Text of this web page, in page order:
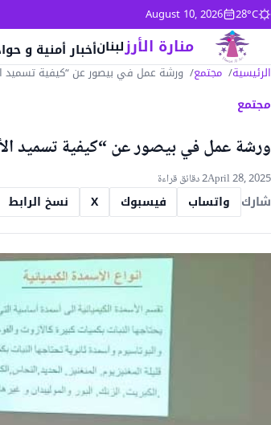
تجاوز إلى المحتوى
28°C
August 10, 2026
منارة الأرزلبنانأخبار أمنية و
الرئيسية مجتمع ورشة عمل في بيصور عن “كيفية تسميد
مجتمع
ورشة عمل في بيصور عن “كيفية تسميد
April 28, 20252 دقائق قراءة
شارك واتساب فيسبوك X نسخ الرابط